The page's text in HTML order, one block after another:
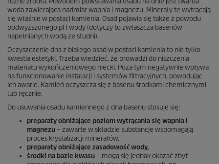
woda zawierająca nadmiar wapnia i magnezu. Minerały te wytrącają
się właśnie w postaci kamienia. Osad pojawia się także z powodu
podwyższonego pH wody (dotyczy to zwłaszcza basenów
napełnianych wodą ze studni).
Oczyszczenie dna z białego osad w postaci kamienia to nie tylko
kwestia estetyki. Trzeba wiedzieć, że prowadzi do niszczenia
materiału wykończeniowego niecki. Poza tym negatywnie wpływa
na funkcjonowanie instalacji i systemów filtracyjnych, powodując
ich awarie. Kamień oczyszcza się z basenu środkami chemicznymi
lub ręcznie.
Do usuwania osadu kamiennego z dna basenu stosuje się:
preparaty obniżające poziom wytrącania się wapnia i
magnezu – zawarte w składzie substancje wspomagają
proces krystalizacji minerałów,
preparaty obniżające zasadowość wody,
środki na bazie kwasu – mogą się jednak okazać zbyt